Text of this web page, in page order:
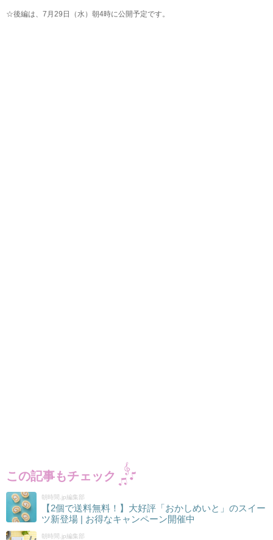
☆後編は、7月29日（水） 朝4時に公開予定です。
この記事もチェック
朝時間.jp編集部
【2個で送料無料！】大好評「おかしめいと」のスイー
ツ新登場 | お得なキャンペーン開催中
朝時間.jp編集部